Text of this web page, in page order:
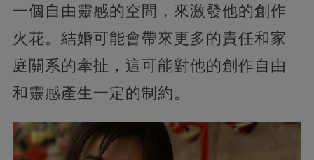
一個自由靈感的空間，來激發他的創作
火花。結婚可能會帶來更多的責任和家
庭關系的牽扯，這可能對他的創作自由
和靈感產生一定的制約。